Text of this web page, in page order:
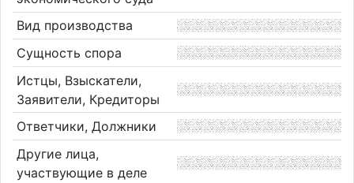
Вид производства
Сущность спора
Истцы, Взыскатели,
Заявители, Кредиторы
Ответчики, Должники
Другие лица,
участвующие в деле